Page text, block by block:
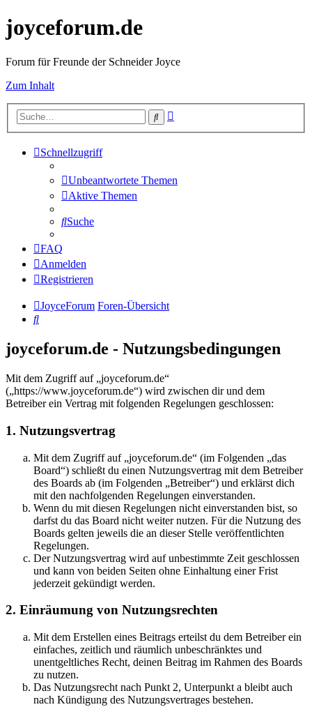
joyceforum.de
Forum für Freunde der Schneider Joyce
Zum Inhalt
Suche
Schnellzugriff
Unbeantwortete Themen
Aktive Themen
Suche
FAQ
Anmelden
Registrieren
JoyceForum Foren-Übersicht
Suche
joyceforum.de - Nutzungsbedingungen
Mit dem Zugriff auf „joyceforum.de“
(„https://www.joyceforum.de“) wird zwischen dir und dem
Betreiber ein Vertrag mit folgenden Regelungen geschlossen:
1. Nutzungsvertrag
Mit dem Zugriff auf „joyceforum.de“ (im Folgenden „das
Board“) schließt du einen Nutzungsvertrag mit dem Betreiber
des Boards ab (im Folgenden „Betreiber“) und erklärst dich
mit den nachfolgenden Regelungen einverstanden.
Wenn du mit diesen Regelungen nicht einverstanden bist, so
darfst du das Board nicht weiter nutzen. Für die Nutzung des
Boards gelten jeweils die an dieser Stelle veröffentlichten
Regelungen.
Der Nutzungsvertrag wird auf unbestimmte Zeit geschlossen
und kann von beiden Seiten ohne Einhaltung einer Frist
jederzeit gekündigt werden.
2. Einräumung von Nutzungsrechten
Mit dem Erstellen eines Beitrags erteilst du dem Betreiber ein
einfaches, zeitlich und räumlich unbeschränktes und
unentgeltliches Recht, deinen Beitrag im Rahmen des Boards
zu nutzen.
Das Nutzungsrecht nach Punkt 2, Unterpunkt a bleibt auch
nach Kündigung des Nutzungsvertrages bestehen.